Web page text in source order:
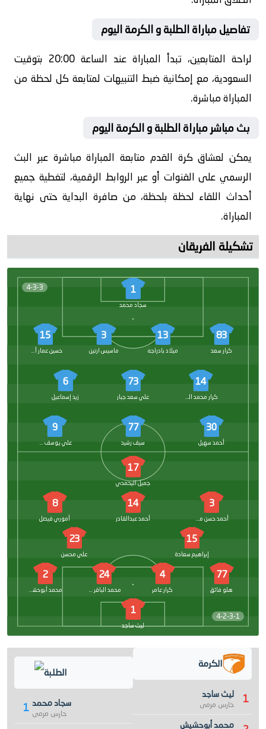
تفاصيل مباراة الطلبة و الكرمة اليوم
لراحة المتابعين، تبدأ المباراة عند الساعة 20:00 بتوقيت
السعودية، مع إمكانية ضبط التنبيهات لمتابعة كل لحظة من
المباراة مباشرة.
بث مباشر مباراة الطلبة و الكرمة اليوم
يمكن لعشاق كرة القدم متابعة المباراة مباشرة عبر البث
الرسمي على القنوات أو عبر الروابط الرقمية، لتغطية جميع
أحداث اللقاء لحظة بلحظة، من صافرة البداية حتى نهاية
المباراة.
تشكيلة الفريقان
4-3-3 1
سجاد محمد
83
كرار سعد
13
ميلاد بادراجه
3
ماسيس ارتين
15
حسين عمار أمين
14
كرار محمد المختار
73
علي سعد جبار
6
زيد إسماعيل
30
أحمد سهيل
77
سيف رشيد
9
علي يوسف هاشم
4-2-3-1
17
جميل اليحمدي
3
أحمد حسن مكنزي
14
أحمد عبدالقادر
8
أموري فيصل
15
إبراهيم سعادة
23
علي محسن
77
هلو فائق
4
كرار عامر
24
محمد الباقر كريم
2
محمد أبوحشيش
1
ليث ساجد
الطلبة
1 سجاد محمد
حارس مرمى
الكرمة
1 ليث ساجد
حارس مرمى
محمد أبوحشيش